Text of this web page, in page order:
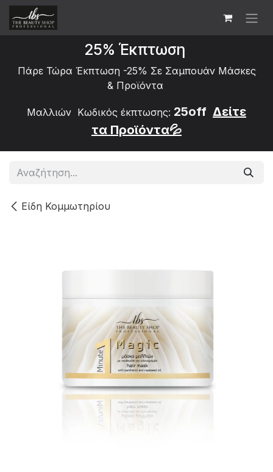
Skip to Content
25% Έκπτωση
Πάρε Τώρα Έκπτωση -25% Σε Σαμπουάν Μάσκες
& Προϊόντα
Μαλλιών Κωδικός έκπτωσης: 25off Δείτε
τα Προϊόντα💦
Είδη Κομμωτηρίου